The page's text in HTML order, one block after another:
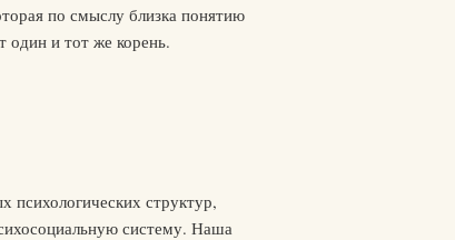
по смыслу близка понятию
один и тот же корень.
психологических структур,
систему. Наша